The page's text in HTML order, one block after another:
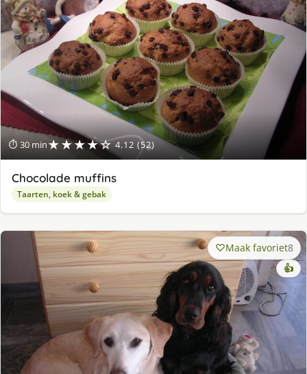
⏱ 30 min★★★★☆ 4.12 (52)
Chocolade muffins
Taarten, koek & gebak
Maak favoriet8
👍